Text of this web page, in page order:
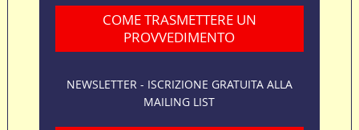
COME TRASMETTERE UN
PROVVEDIMENTO
NEWSLETTER - ISCRIZIONE GRATUITA ALLA
MAILING LIST